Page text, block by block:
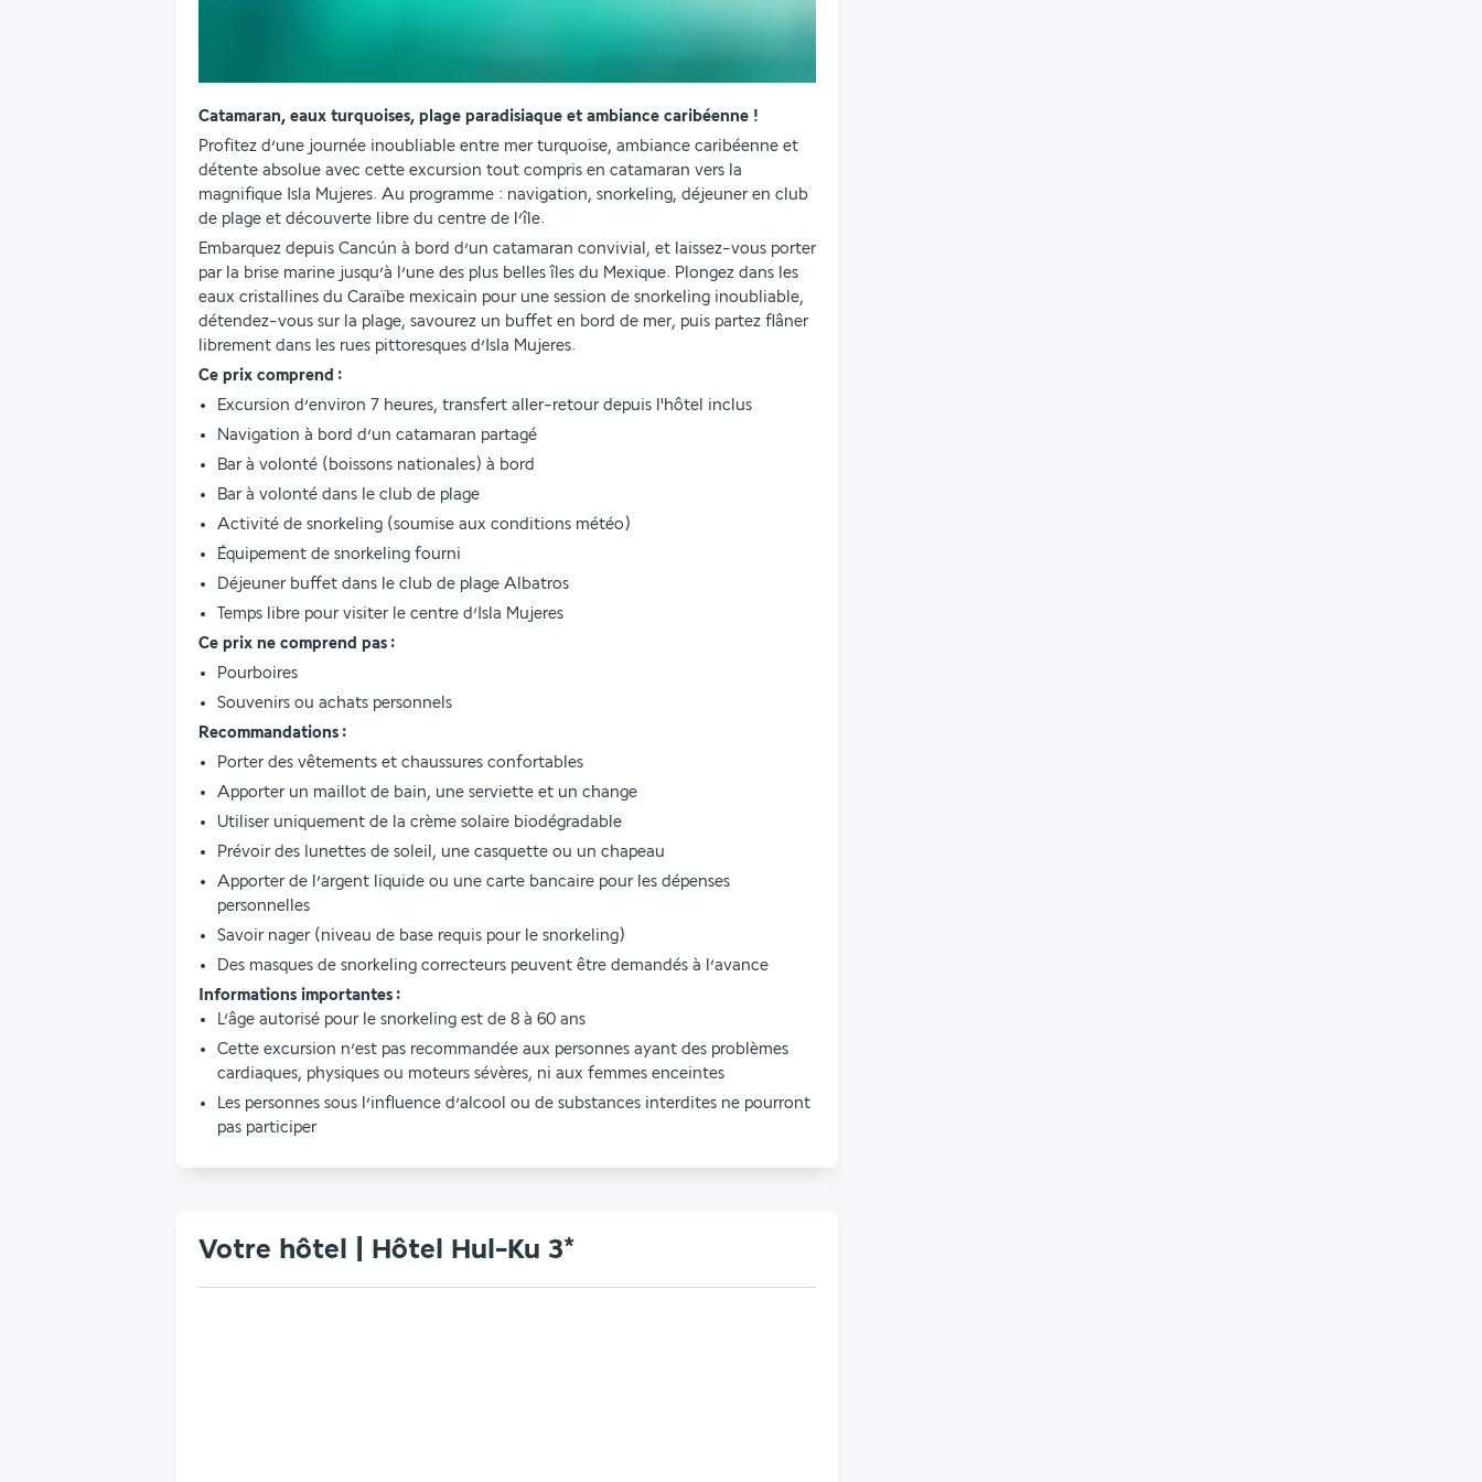
Catamaran, eaux turquoises, plage paradisiaque et ambiance caribéenne !
Profitez d’une journée inoubliable entre mer turquoise, ambiance caribéenne et
détente absolue avec cette excursion tout compris en catamaran vers la
magnifique Isla Mujeres. Au programme : navigation, snorkeling, déjeuner en club
de plage et découverte libre du centre de l’île.
Embarquez depuis Cancún à bord d’un catamaran convivial, et laissez-vous porter
par la brise marine jusqu’à l’une des plus belles îles du Mexique. Plongez dans les
eaux cristallines du Caraïbe mexicain pour une session de snorkeling inoubliable,
détendez-vous sur la plage, savourez un buffet en bord de mer, puis partez flâner
librement dans les rues pittoresques d’Isla Mujeres.
Ce prix comprend :
Excursion d’environ 7 heures, transfert aller-retour depuis l'hôtel inclus
Navigation à bord d’un catamaran partagé
Bar à volonté (boissons nationales) à bord
Bar à volonté dans le club de plage
Activité de snorkeling (soumise aux conditions météo)
Équipement de snorkeling fourni
Déjeuner buffet dans le club de plage Albatros
Temps libre pour visiter le centre d’Isla Mujeres
Ce prix ne comprend pas :
Pourboires
Souvenirs ou achats personnels
Recommandations :
Porter des vêtements et chaussures confortables
Apporter un maillot de bain, une serviette et un change
Utiliser uniquement de la crème solaire biodégradable
Prévoir des lunettes de soleil, une casquette ou un chapeau
Apporter de l’argent liquide ou une carte bancaire pour les dépenses
personnelles
Savoir nager (niveau de base requis pour le snorkeling)
Des masques de snorkeling correcteurs peuvent être demandés à l’avance
Informations importantes :
L’âge autorisé pour le snorkeling est de 8 à 60 ans
Cette excursion n’est pas recommandée aux personnes ayant des problèmes
cardiaques, physiques ou moteurs sévères, ni aux femmes enceintes
Les personnes sous l’influence d’alcool ou de substances interdites ne pourront
pas participer
Votre hôtel | Hôtel Hul-Ku 3*